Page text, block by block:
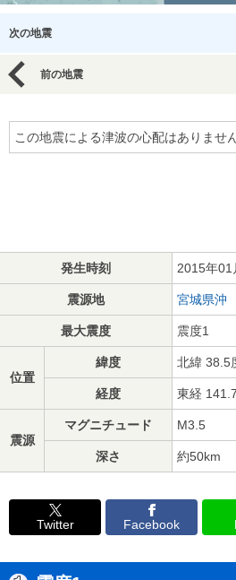
次の地震
前の地震
この地震による津波の心配はありません
発生時刻 2015年
震源地 宮城県沖
最大震度 震度1
位置
緯度 北緯 38.5
経度 東経
震源
マグニチュード M3.5
深さ 約50km
Twitter Facebook